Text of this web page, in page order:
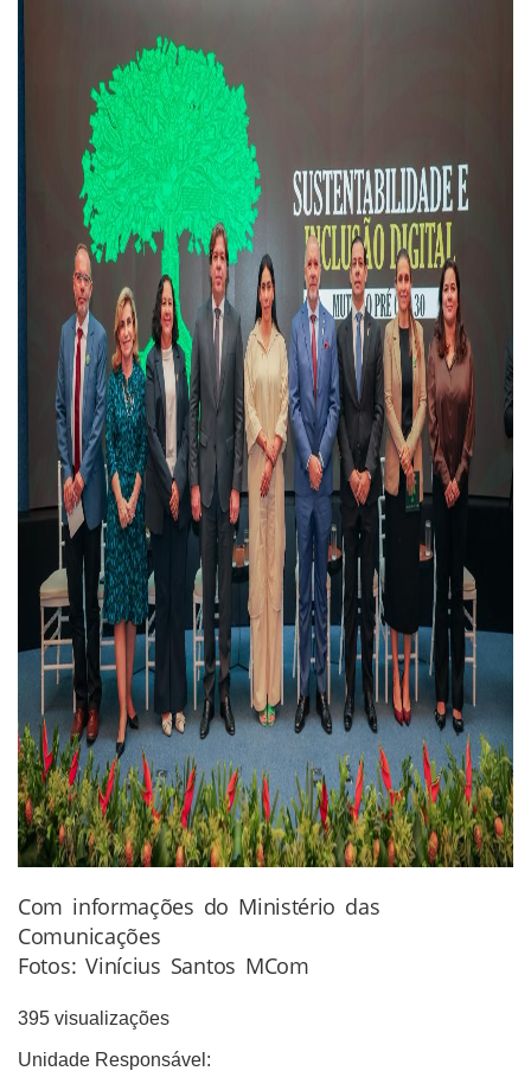
Com informações do Ministério das
Comunicações
Fotos: Vinícius Santos MCom
395 visualizações
Unidade Responsável: